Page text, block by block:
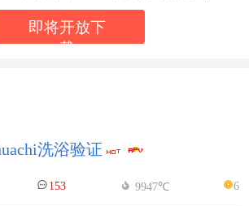
即将开放下
载
洗浴验证
153 9947℃ 6